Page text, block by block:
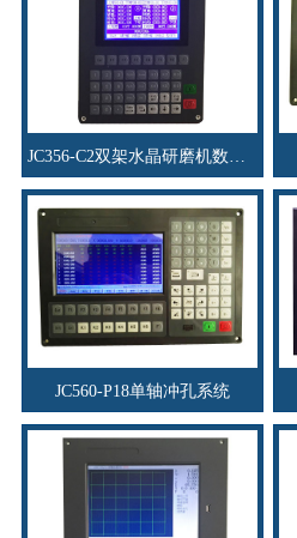
JC356-C2双架水晶研磨机数控系统
JC560-P18单轴冲孔系统